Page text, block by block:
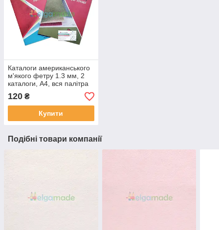
Каталоги американського
м'якого фетру 1.3 мм, 2
каталоги, A4, вся палітра
120 ₴
Купити
Подібні товари компанії